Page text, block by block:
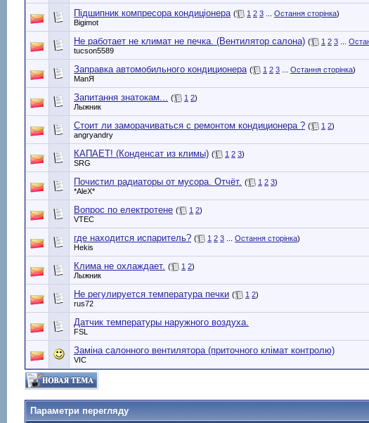
Підшипник компресора кондиціонера ( 1 2 3 Остання сторінка)
Bigimot
Не работает не климат не печка. (Вентилятор салона) ( 1 2 3
tucson5589
Заправка автомобильного кондиционера ( 1 2 3 Остання сторінка)
ManЯ
Запитання знатокам... ( 1 2)
Лыжник
Стоит ли заморачиваться с ремонтом кондиционера ? ( 1 2)
angryandry
КАПАЕТ! (Конденсат из климы) ( 1 2 3)
SRG
Почистил радиаторы от мусора. Отчёт. ( 1 2 3)
*AleX*
Вопрос по електротене ( 1 2)
VTEC
где находится испаритель? ( 1 2 3 Остання сторінка)
Hekis
Клима не охлаждает. ( 1 2)
Лыжник
Не регулируется температура печки ( 1 2)
rus72
Датчик температуры наружного воздуха.
FSL
Заміна салонного вентилятора (приточного клімат контролю)
VIC
Параметри перегляду